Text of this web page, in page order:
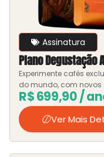
Assinatura
Plano Degustação
Experimente cafés
do mundo, com
R$699,90/
Ver Mais